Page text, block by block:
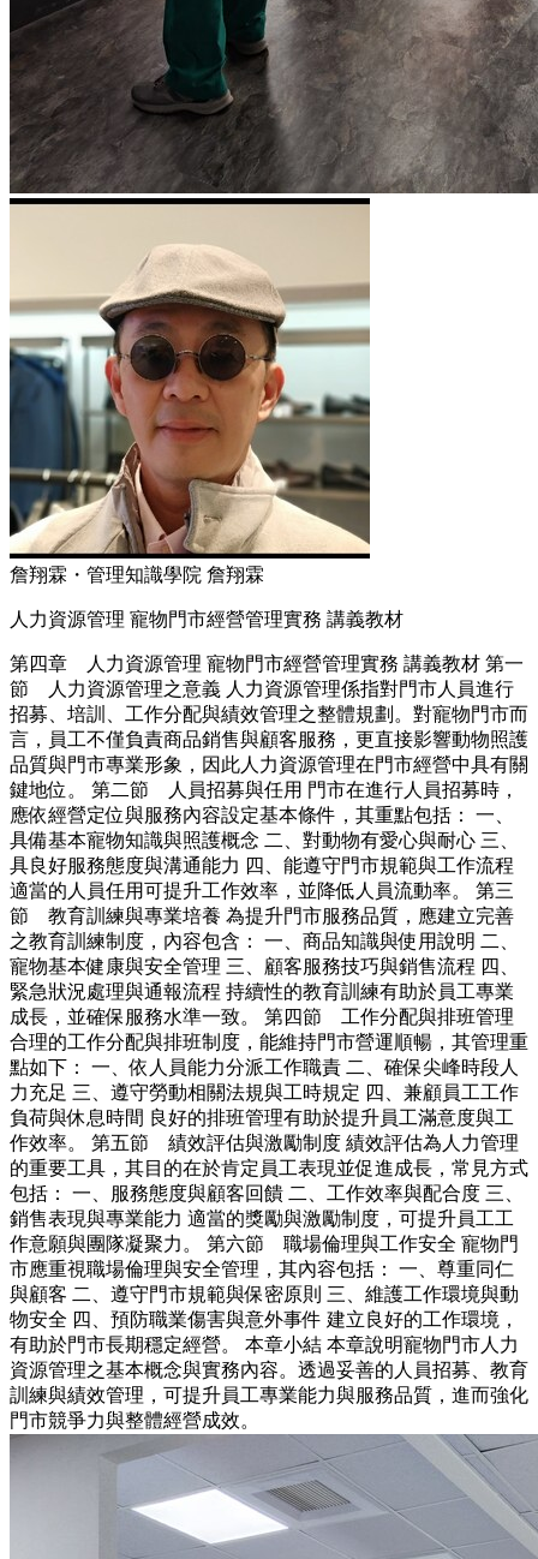
詹翔霖・管理知識學院 詹翔霖
人力資源管理 寵物門市經營管理實務 講義教材
第四章 人力資源管理 寵物門市經營管理實務 講義教材 第一
節 人力資源管理之意義 人力資源管理係指對門市人員進行
招募、培訓、工作分配與績效管理之整體規劃。對寵物門市而
言，員工不僅負責商品銷售與顧客服務，更直接影響動物照護
品質與門市專業形象，因此人力資源管理在門市經營中具有關
鍵地位。 第二節 人員招募與任用 門市在進行人員招募時，
應依經營定位與服務內容設定基本條件，其重點包括： 一、
具備基本寵物知識與照護概念 二、對動物有愛心與耐心 三、
具良好服務態度與溝通能力 四、能遵守門市規範與工作流程
適當的人員任用可提升工作效率，並降低人員流動率。 第三
節 教育訓練與專業培養 為提升門市服務品質，應建立完善
之教育訓練制度，內容包含： 一、商品知識與使用說明 二、
寵物基本健康與安全管理 三、顧客服務技巧與銷售流程 四、
緊急狀況處理與通報流程 持續性的教育訓練有助於員工專業
成長，並確保服務水準一致。 第四節 工作分配與排班管理
合理的工作分配與排班制度，能維持門市營運順暢，其管理重
點如下： 一、依人員能力分派工作職責 二、確保尖峰時段人
力充足 三、遵守勞動相關法規與工時規定 四、兼顧員工工作
負荷與休息時間 良好的排班管理有助於提升員工滿意度與工
作效率。 第五節 績效評估與激勵制度 績效評估為人力管理
的重要工具，其目的在於肯定員工表現並促進成長，常見方式
包括： 一、服務態度與顧客回饋 二、工作效率與配合度 三、
銷售表現與專業能力 適當的獎勵與激勵制度，可提升員工工
作意願與團隊凝聚力。 第六節 職場倫理與工作安全 寵物門
市應重視職場倫理與安全管理，其內容包括： 一、尊重同仁
與顧客 二、遵守門市規範與保密原則 三、維護工作環境與動
物安全 四、預防職業傷害與意外事件 建立良好的工作環境，
有助於門市長期穩定經營。 本章小結 本章說明寵物門市人力
資源管理之基本概念與實務內容。透過妥善的人員招募、教育
訓練與績效管理，可提升員工專業能力與服務品質，進而強化
門市競爭力與整體經營成效。